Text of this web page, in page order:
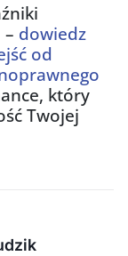
– dowiedz
od
który
Twojej